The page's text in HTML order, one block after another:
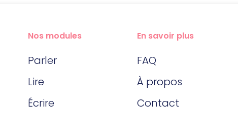
Lire
Écrire
Blog
Nos modules
Parler
Lire
Écrire
En savoir plus
FAQ
À propos
Contact